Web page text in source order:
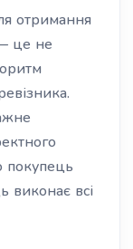
отримання
це не
покупець
виконає всі